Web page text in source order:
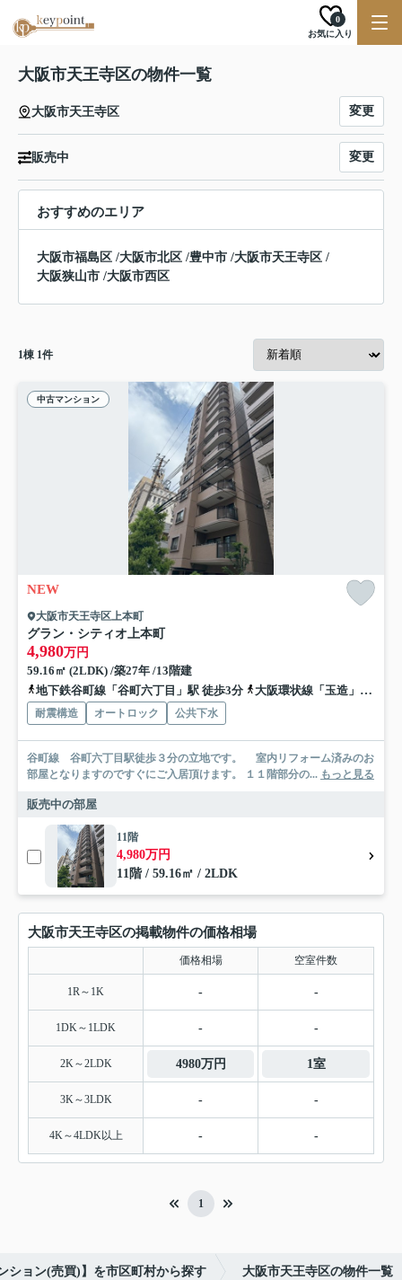
お気に入り
0
大阪市天王寺区の物件一覧
大阪市天王寺区 変更
販売中 変更
おすすめのエリア
大阪市福島区 /大阪市北区 /豊中市 /大阪市天王寺区 /
大阪狭山市 /大阪市西区
1棟 1件
中古マンション
NEW
大阪市天王寺区上本町
グラン・シティオ上本町
4,980万円
59.16㎡ (2LDK) /築27年 /13階建
地下鉄谷町線「谷町六丁目」駅 徒歩3分
大阪環状線「玉造」駅 徒歩10分
耐震構造 オートロック 公共下水
谷町線 谷町六丁目駅徒歩３分の立地です。 室内リフォーム済みのお
部屋となりますのですぐにご入居頂けます。 １１階部分の... もっと見る
販売中の部屋
11階
4,980万円
11階 / 59.16㎡ / 2LDK
大阪市天王寺区の掲載物件の価格相場
価格相場 空室件数
1R～1K - -
1DK～1LDK - -
2K～2LDK 4980万円 1室
3K～3LDK - -
4K～4LDK以上 - -
1
ション(売買)】を市区町村から探す 大阪市天王寺区の物件一覧